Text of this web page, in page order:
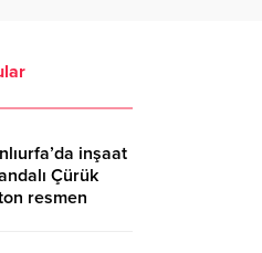
inşaat
Çürük
resmen